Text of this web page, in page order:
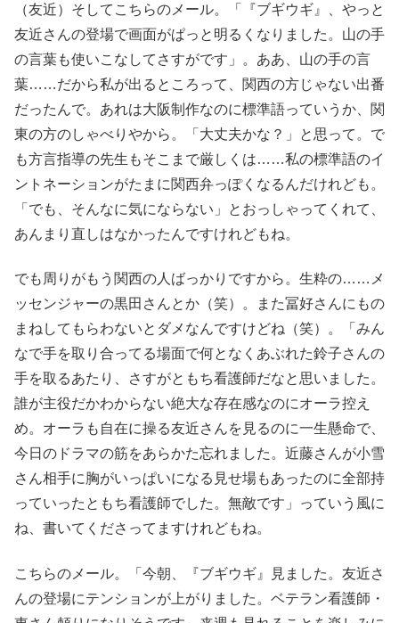
（友近）そしてこちらのメール。「『ブギウギ』、やっと
友近さんの登場で画面がぱっと明るくなりました。山の手
の言葉も使いこなしてさすがです」。ああ、山の手の言
葉……だから私が出るところって、関西の方じゃない出番
だったんで。あれは大阪制作なのに標準語っていうか、関
東の方のしゃべりやから。「大丈夫かな？」と思って。で
も方言指導の先生もそこまで厳しくは……私の標準語のイ
ントネーションがたまに関西弁っぽくなるんだけれども。
「でも、そんなに気にならない」とおっしゃってくれて、
あんまり直しはなかったんですけれどもね。
でも周りがもう関西の人ばっかりですから。生粋の……メ
ッセンジャーの黒田さんとか（笑）。また冨好さんにもの
まねしてもらわないとダメなんですけどね（笑）。「みん
なで手を取り合ってる場面で何となくあぶれた鈴子さんの
手を取るあたり、さすがともち看護師だなと思いました。
誰が主役だかわからない絶大な存在感なのにオーラ控え
め。オーラも自在に操る友近さんを見るのに一生懸命で、
今日のドラマの筋をあらかた忘れました。近藤さんが小雪
さん相手に胸がいっぱいになる見せ場もあったのに全部持
っていったともち看護師でした。無敵です」っていう風に
ね、書いてくださってますけれどもね。
こちらのメール。「今朝、『ブギウギ』見ました。友近さ
んの登場にテンションが上がりました。ベテラン看護師・